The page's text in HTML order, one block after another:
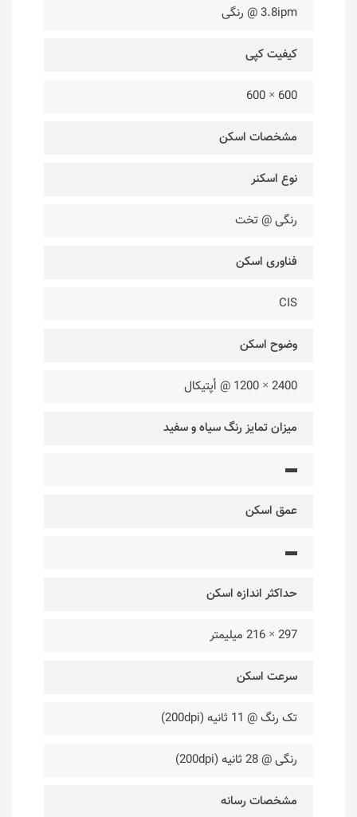
3.8ipm @ رنگی
کیفیت کپی
600 × 600
مشخصات اسکن
نوع اسکنر
رنگی @ تخت
فناوری اسکن
CIS
وضوح اسکن
2400 × 1200 @ اُپتیکال
میزان تمایز رنگ سیاه و سفید
▬
عمق اسکن
▬
حداکثر اندازه اسکن
297 × 216 میلیمتر
سرعت اسکن
تک رنگ @ 11 ثانیه (200dpi)
رنگی @ 28 ثانیه (200dpi)
مشخصات رسانه